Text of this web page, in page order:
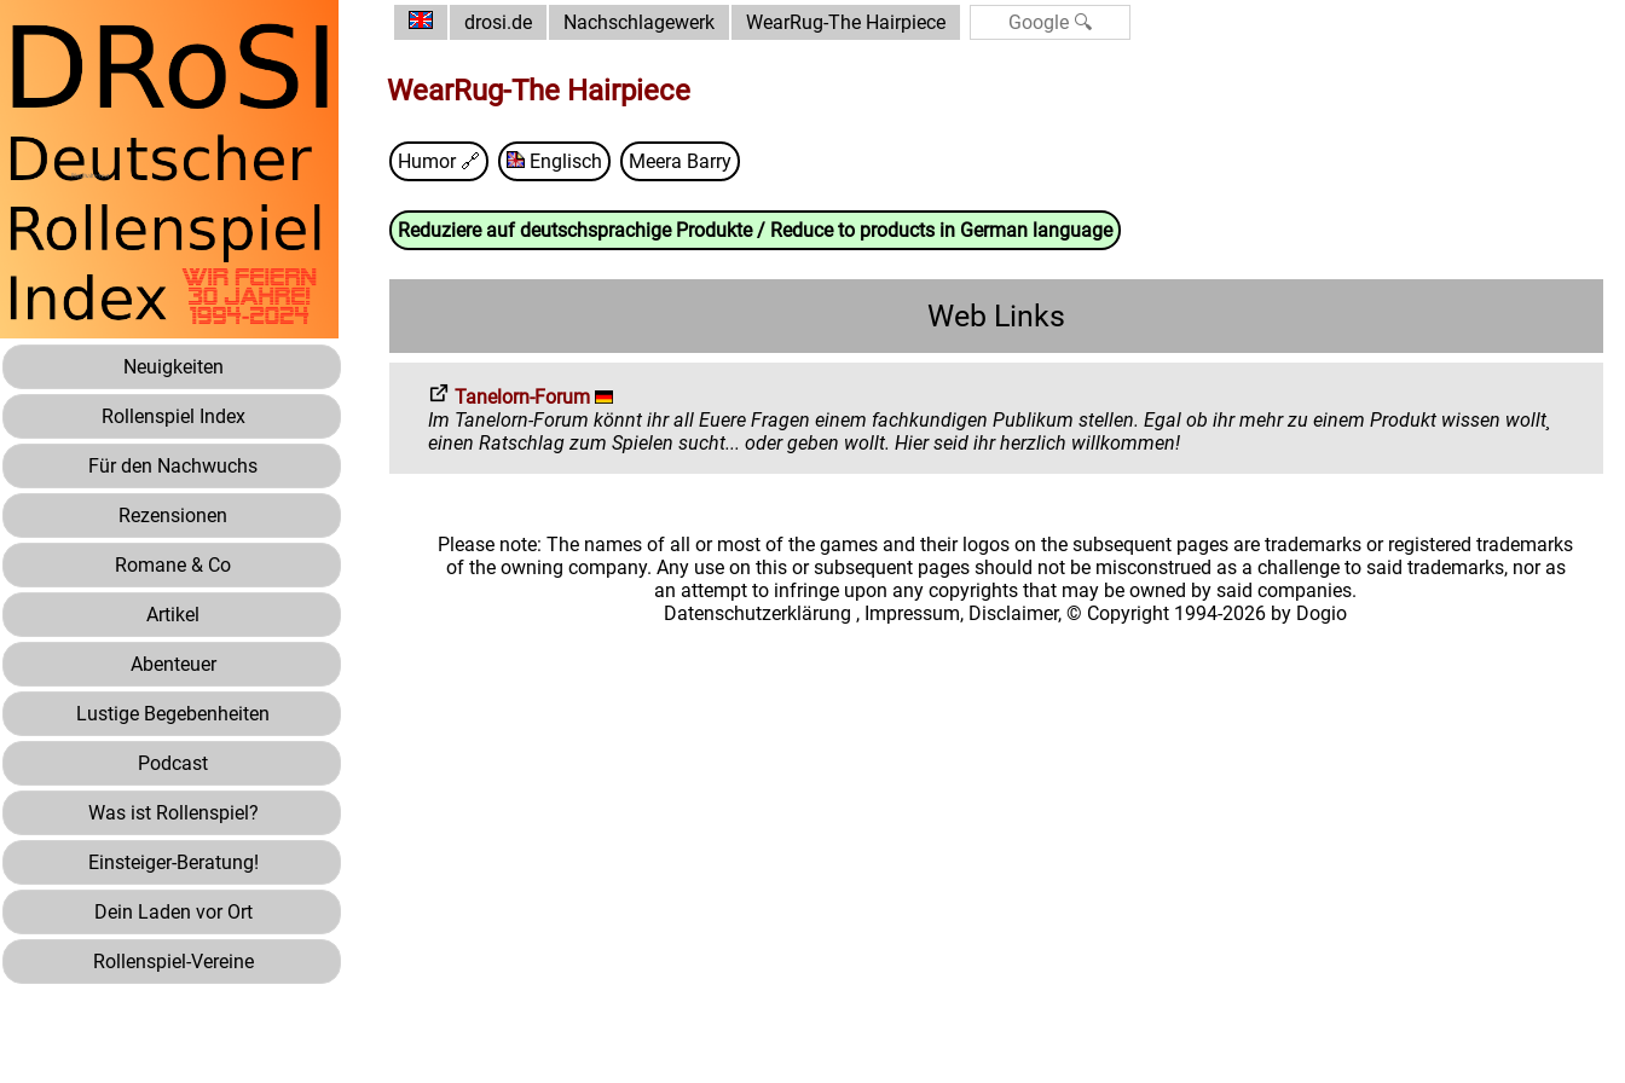
Neuigkeiten
Rollenspiel Index
Für den Nachwuchs
Rezensionen
Romane & Co
Artikel
Abenteuer
Lustige Begebenheiten
Podcast
Was ist Rollenspiel?
Einsteiger-Beratung!
Dein Laden vor Ort
Rollenspiel-Vereine
drosi.de Nachschlagewerk WearRug-The Hairpiece
WearRug-The Hairpiece
Humor 🔗 Englisch Meera Barry
Reduziere auf deutschsprachige Produkte / Reduce to products in German language
Web Links
Tanelorn-Forum
Im Tanelorn-Forum könnt ihr all Euere Fragen einem fachkundigen Publikum stellen. Egal ob ihr mehr zu einem Produkt wissen wollt¸
einen Ratschlag zum Spielen sucht... oder geben wollt. Hier seid ihr herzlich willkommen!
Please note: The names of all or most of the games and their logos on the subsequent pages are trademarks or registered trademarks
of the owning company. Any use on this or subsequent pages should not be misconstrued as a challenge to said trademarks, nor as
an attempt to infringe upon any copyrights that may be owned by said companies.
Datenschutzerklärung , Impressum, Disclaimer, © Copyright 1994-2026 by Dogio